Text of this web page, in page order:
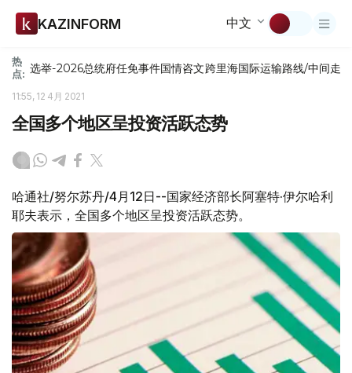
KAZINFORM 中文
热
点: 选举-2026总统府任免事件国情咨文跨里海国际运输路线/中间走廊
11:55, 12 4月 2021
全国多个地区呈投资活跃态势
哈通社/努尔苏丹/4月12日--国家经济部长阿塞特·伊尔哈利
耶夫表示，全国多个地区呈投资活跃态势。